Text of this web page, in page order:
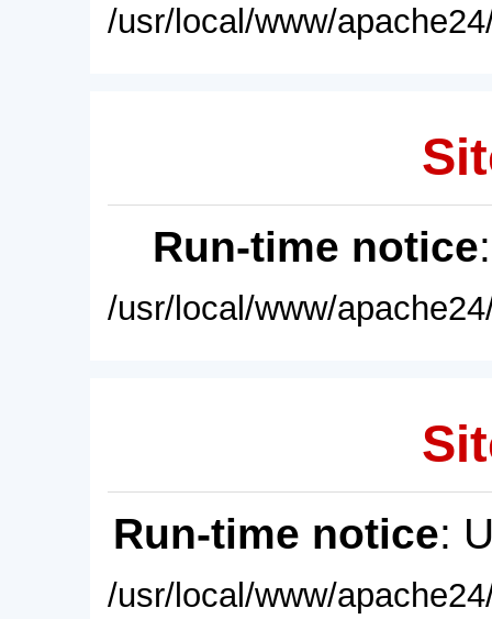
/usr/local/www/
Run-time notice
/usr/local/www/
Run-time notice:
/usr/local/www/